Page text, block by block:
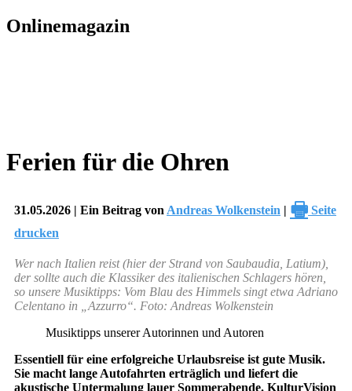
Onlinemagazin
Ferien für die Ohren
31.05.2026 | Ein Beitrag von Andreas Wolkenstein | 🖶 Seite
drucken
Wer nach Italien reist (hier der Strand von Saubaudia, Latium),
der sollte auch die Klassiker des italienischen Schlagers hören,
so unsere Musiktipps: Vom Blau des Himmels singt etwa Adriano
Celentano in „Azzurro“. Foto: Andreas Wolkenstein
Musiktipps unserer Autorinnen und Autoren
Essentiell für eine erfolgreiche Urlaubsreise ist gute Musik.
Sie macht lange Autofahrten erträglich und liefert die
akustische Untermalung lauer Sommerabende. KulturVision